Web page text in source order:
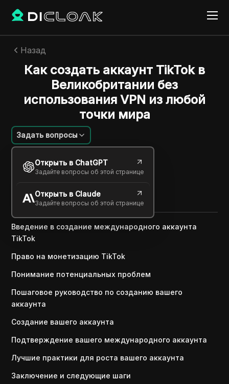
Назад
Как создать аккаунт TikTok в
Великобритании без
использования VPN из любой
точки мира
Задать вопросы
Открыть в ChatGPT
Задайте вопросы об этой странице
Открыть в Claude
Задайте вопросы об этой странице
Екатерина Иванова
04 мар. 2025 2 минут
Copy Link
Введение в создание международного аккаунта
TikTok
Право на монетизацию TikTok
Понимание потенциальных проблем
Пошаговое руководство по созданию вашего
аккаунта
Создание вашего аккаунта
Подтверждение вашего международного аккаунта
Лучшие практики для роста вашего аккаунта
Заключение и следующие шаги